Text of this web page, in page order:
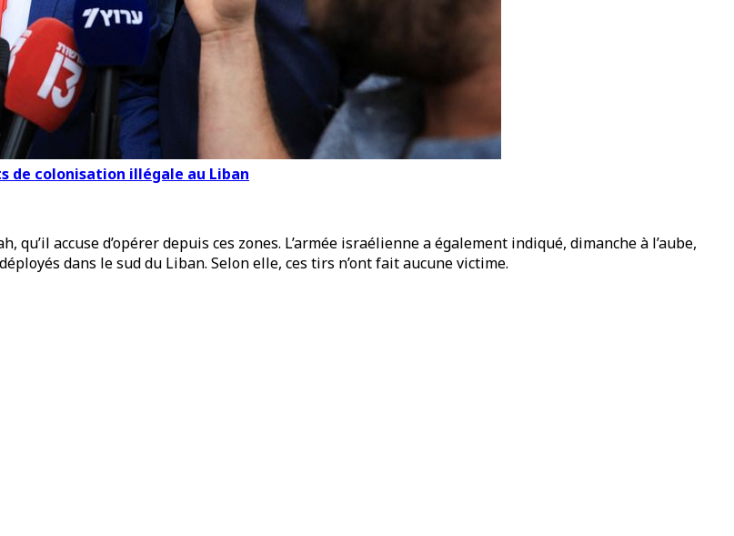
de colonisation illégale au Liban
accuse d’opérer depuis ces zones. L’armée israélienne a également indiqué, dimanche à l’aube,
dans le sud du Liban. Selon elle, ces tirs n’ont fait aucune victime.